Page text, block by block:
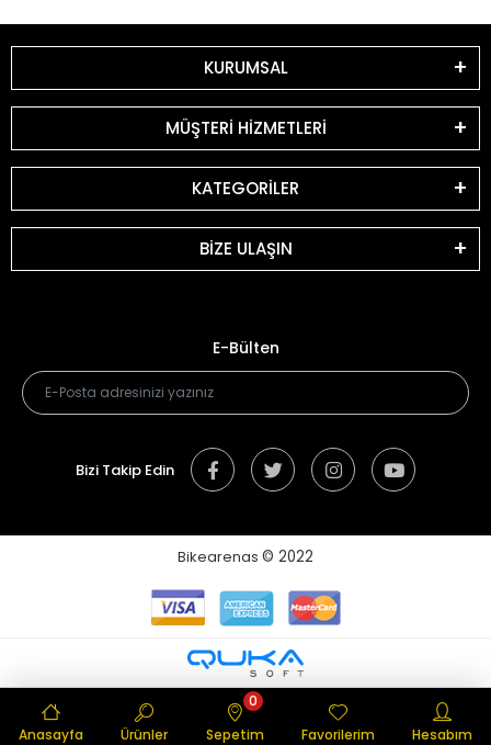
KURUMSAL
MÜŞTERİ HİZMETLERİ
KATEGORİLER
BİZE ULAŞIN
E-Bülten
Bizi Takip Edin
Bikearenas © 2022
Anasayfa Ürünler Sepetim
0
Favorilerim
Hesabım